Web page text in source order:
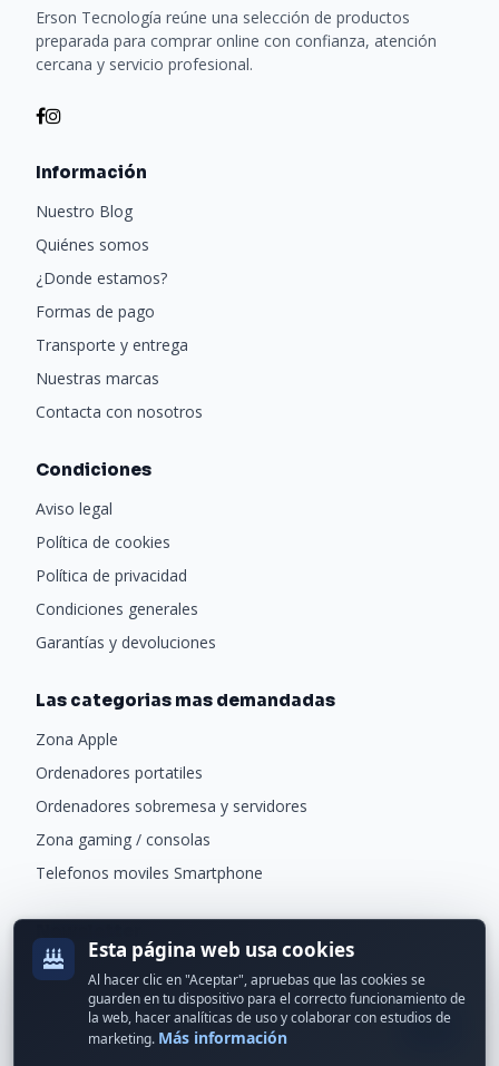
Erson Tecnología reúne una selección de productos
preparada para comprar online con confianza, atención
cercana y servicio profesional.
Información
Nuestro Blog
Quiénes somos
¿Donde estamos?
Formas de pago
Transporte y entrega
Nuestras marcas
Contacta con nosotros
Condiciones
Aviso legal
Política de cookies
Política de privacidad
Condiciones generales
Garantías y devoluciones
Las categorias mas demandadas
Zona Apple
Ordenadores portatiles
Ordenadores sobremesa y servidores
Zona gaming / consolas
Telefonos moviles Smartphone
Recibe ofertas exclusivas y novedades.
Esta página web usa cookies
Al hacer clic en "Aceptar", apruebas que las cookies se
guarden en tu dispositivo para el correcto funcionamiento de
la web, hacer analíticas de uso y colaborar con estudios de
marketing. Más información